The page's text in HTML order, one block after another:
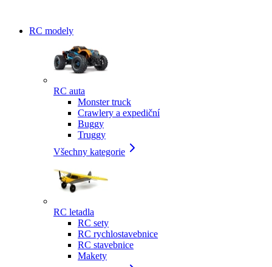
RC modely
RC auta
Monster truck
Crawlery a expediční
Buggy
Truggy
Všechny kategorie
RC letadla
RC sety
RC rychlostavebnice
RC stavebnice
Makety